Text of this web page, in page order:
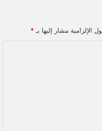
الإلزامية مشار إليها بـ *